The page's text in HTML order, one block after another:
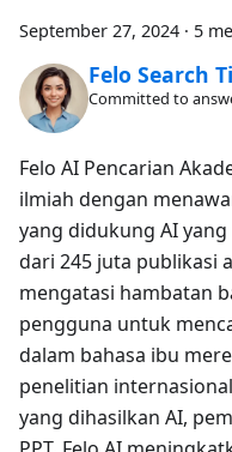
September 27, 2024 · 5
Felo Search
Committed to
Felo AI Pencarian
ilmiah dengan
yang didukung AI
dari 245 juta publikasi
mengatasi hambatan
pengguna untuk
dalam bahasa ibu
penelitian
yang dihasilkan AI,